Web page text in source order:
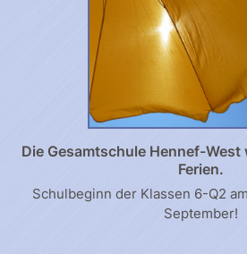
Die Gesamtschule Hennef-
Ferien.
Schulbeginn der Klassen 6-Q2
September!